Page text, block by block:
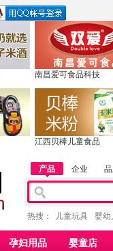
南昌爱可食品科技
江西贝棒儿童食品
产品 企业
热搜： 儿童玩具 婴幼
孕妇用品 婴童店